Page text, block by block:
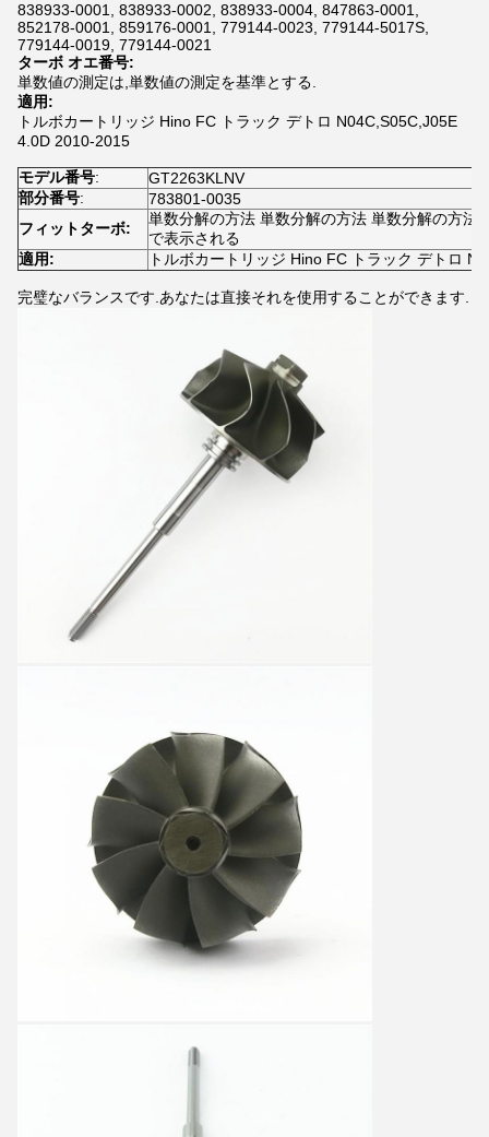
838933-0001, 838933-0002, 838933-0004, 847863-0001,
852178-0001, 859176-0001, 779144-0023, 779144-5017S,
779144-0019, 779144-0021
ターボ オエ番号:
単数値の測定は,単数値の測定を基準とする.
適用:
トルボカートリッジ Hino FC トラック デトロ N04C,S05C,J05E
4.0D 2010-2015
モデル番号:
GT2263KLNV
部分番号:
783801-0035
フィットターボ:
単数分解の方法 単数分解の方法 単数分解の方法
で表示される
適用:
トルボカートリッジ Hino FC トラック デトロ
完璧なバランスです.あなたは直接それを使用することができます.